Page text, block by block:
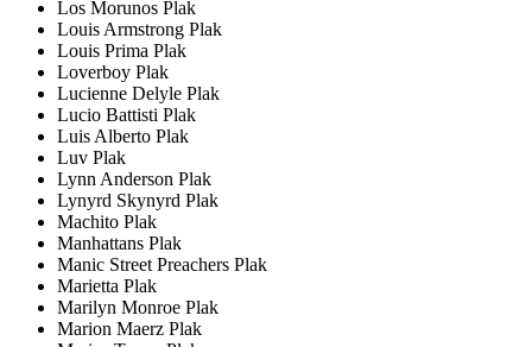
Los Morunos Plak
Louis Armstrong Plak
Louis Prima Plak
Loverboy Plak
Lucienne Delyle Plak
Lucio Battisti Plak
Luis Alberto Plak
Luv Plak
Lynn Anderson Plak
Lynyrd Skynyrd Plak
Machito Plak
Manhattans Plak
Manic Street Preachers Plak
Marietta Plak
Marilyn Monroe Plak
Marion Maerz Plak